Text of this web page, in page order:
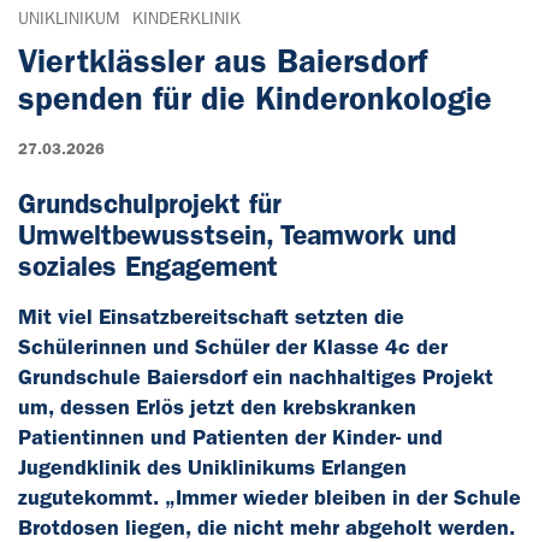
UNIKLINIKUM KINDERKLINIK
Viertklässler aus Baiersdorf
spenden für die Kinderonkologie
27.03.2026
Grundschulprojekt für
Umweltbewusstsein, Teamwork und
soziales Engagement
Mit viel Einsatzbereitschaft setzten die
Schülerinnen und Schüler der Klasse 4c der
Grundschule Baiersdorf ein nachhaltiges Projekt
um, dessen Erlös jetzt den krebskranken
Patientinnen und Patienten der Kinder- und
Jugendklinik des Uniklinikums Erlangen
zugutekommt. „Immer wieder bleiben in der Schule
Brotdosen liegen, die nicht mehr abgeholt werden.